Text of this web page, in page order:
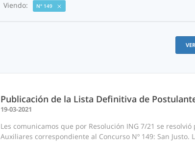
Viendo: N° 149
Publicación de la Lista Definitiva de
19-03-2021
Les comunicamos que por Resolución ING 7/21 se
Auxiliares correspondiente al Concurso Nº 149: San